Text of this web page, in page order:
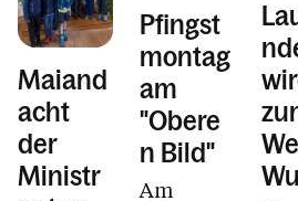
Maiand
acht
der
Ministr
Pfingst
montag
am
"Obere
n Bild"
Am